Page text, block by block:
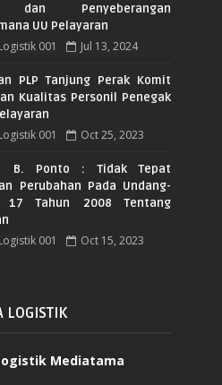
dan Penyeberangan
UU Pelayaran
001 Jul 13, 2024
PLP Tanjung Perak Komit
Kualitas Personil Penegak
001 Oct 25, 2023
B. Ponto : Tidak Tepat
Perubahan Pada Undang-
17 Tahun 2008 Tentang
001 Oct 15, 2023
LOGISTIK
Mediatama